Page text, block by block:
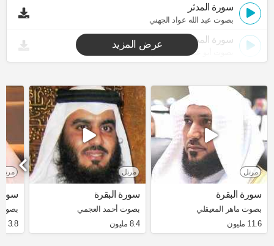
سورة المدثر
بصوت عبد الله عواد الجهني
سورة المدثر
بصوت أبو عبد الله المظفر
عرض المزيد
مرتل
سورة البقرة
بصوت ماهر المعيقلي
11.6 مليون
مرتل
سورة البقرة
بصوت أحمد العجمي
8.4 مليون
مرتل
3.8 مليون